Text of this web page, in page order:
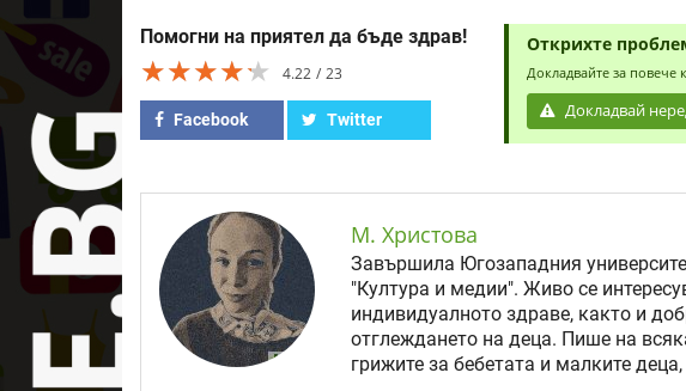
Помогни на приятел да бъде здрав!
★★★★★
★★★★★
★★★★★ 4.22 23
Facebook Twitter
Открихте
Докладвайте за повече
Докладвай
М. Христова
Завършила Югозападния
"Култура и медии". Живо се
индивидуалното здраве, както и
отглеждането на деца. Пише на
грижите за бебетата и малките